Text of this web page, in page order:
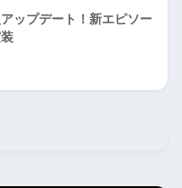
ップデート！新エピソー